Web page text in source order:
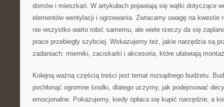
domów i mieszkań. W artykułach pojawiają się wątki dotyczące
elementów wentylacji i ogrzewania. Zwracamy uwagę na kwestie
nie wszystko warto robić samemu, ale wiele rzeczy da się
prace przebiegły szybciej. Wskazujemy też, jakie narzędzia są
zadaniach: mierniki, zaciskarki i akcesoria, które ułatwiają
Kolejną ważną częścią treści jest temat rozsądnego budżetu.
pochłonąć ogromne środki, dlatego uczymy, jak podejmować
emocjonalne. Pokazujemy, kiedy opłaca się kupić narzędzie, a